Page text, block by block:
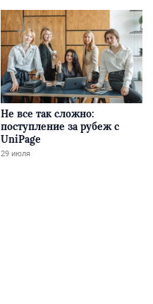
Не все так сложно:
поступление за рубеж с
UniPage
29 июля